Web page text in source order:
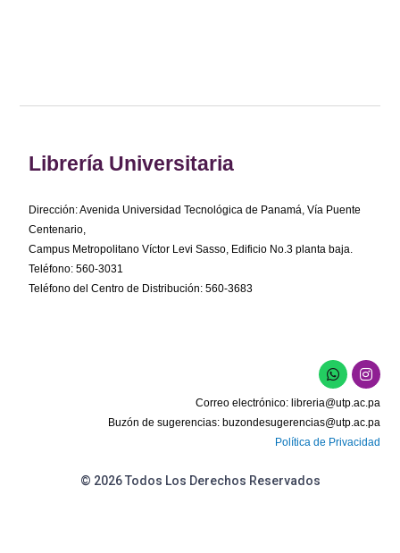
Librería Universitaria
Dirección: Avenida Universidad Tecnológica de Panamá, Vía Puente
Centenario,
Campus Metropolitano Víctor Levi Sasso, Edificio No.3 planta baja.
Teléfono: 560-3031
Teléfono del Centro de Distribución: 560-3683
W
h
a
t
s
a
p
I
n
s
t
a
g
r
Correo electrónico: libreria@utp.ac.pa
Buzón de sugerencias: buzondesugerencias@utp.ac.pa
Política de Privacidad
© 2026 Todos Los Derechos Reservados